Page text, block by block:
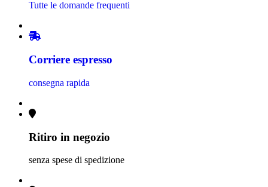
Tutte le domande frequenti
Corriere espresso
consegna rapida
Ritiro in negozio
senza spese di spedizione